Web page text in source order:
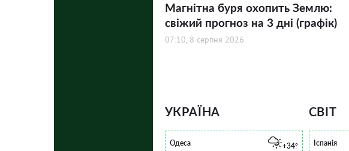
Магнітна буря охопить Землю:
свіжий прогноз на 3 дні (графік)
07:10, 8 серпня 2026
УКРАЇНА
Одеса +34°
СВІТ
Іспанія